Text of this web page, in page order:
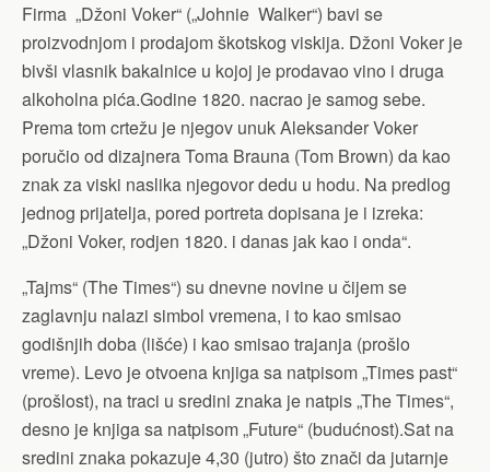
Firma „Džoni Voker“ („Johnie Walker“) bavi se
proizvodnjom i prodajom škotskog viskija. Džoni Voker je
bivši vlasnik bakalnice u kojoj je prodavao vino i druga
alkoholna pića.Godine 1820. nacrao je samog sebe.
Prema tom crtežu je njegov unuk Aleksander Voker
poručio od dizajnera Toma Brauna (Tom Brown) da kao
znak za viski naslika njegovor dedu u hodu. Na predlog
jednog prijatelja, pored portreta dopisana je i izreka:
„Džoni Voker, rodjen 1820. i danas jak kao i onda“.
„Tajms“ (The Times“) su dnevne novine u čijem se
zaglavnju nalazi simbol vremena, i to kao smisao
godišnjih doba (lišće) i kao smisao trajanja (prošlo
vreme). Levo je otvoena knjiga sa natpisom „Times past“
(prošlost), na traci u sredini znaka je natpis „The Times“,
desno je knjiga sa natpisom „Future“ (budućnost).Sat na
sredini znaka pokazuje 4,30 (jutro) što znači da jutarnje